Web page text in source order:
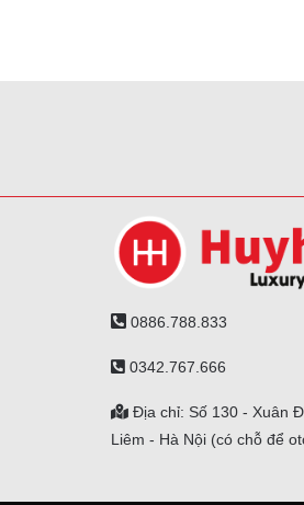
0886.788.833
0342.767.666
Địa chỉ: Số 130 - Xuân
Liêm - Hà Nội (có chỗ để